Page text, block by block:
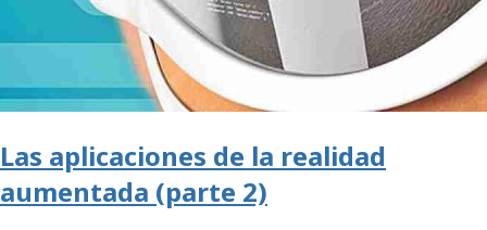
Las aplicaciones de la realidad
aumentada (parte 2)